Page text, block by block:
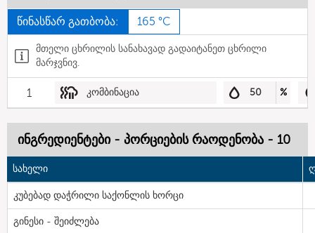
წინასწარ გათბობა: 165 °C
მთელი ცხრილის სანახავად გადაიტანეთ ცხრილი
მარჯვნივ.
1 კომბინაცია 50 %
ინგრედიენტები - პორციების რაოდენობა - 10
სახელი
კუბებად დაჭრილი საქონლის ხორცი
გინესი - შეიძლება